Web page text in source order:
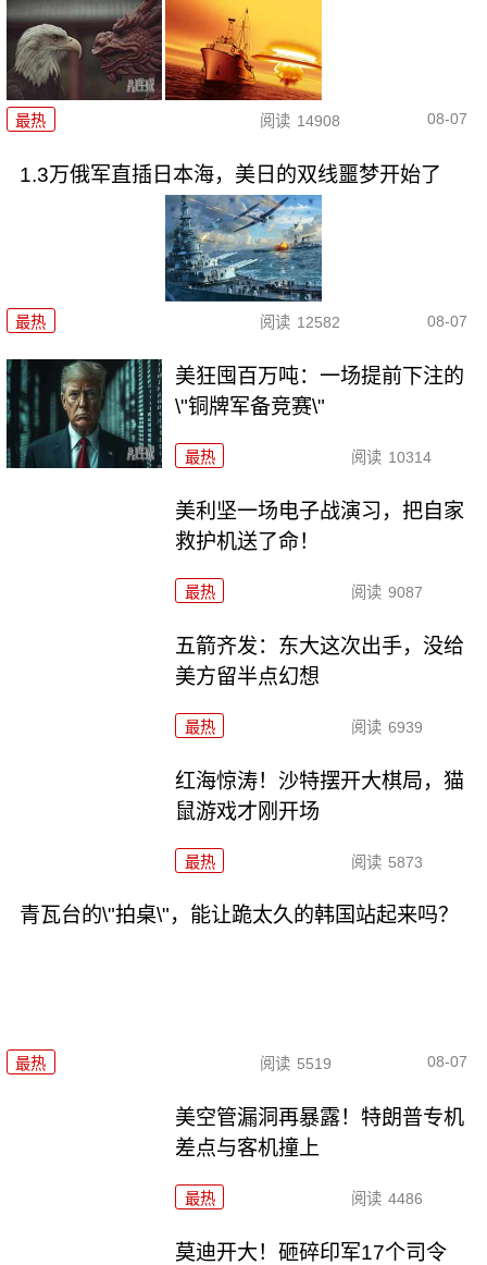
最热 阅读 14908 08-07
1.3万俄军直插日本海，美日的双线噩梦开始了
最热 阅读 12582 08-07
美狂囤百万吨：一场提前下注的
\"铜牌军备竞赛\"
最热 阅读 10314
美利坚一场电子战演习，把自家
救护机送了命！
最热 阅读 9087
五箭齐发：东大这次出手，没给
美方留半点幻想
最热 阅读 6939
红海惊涛！沙特摆开大棋局，猫
鼠游戏才刚开场
最热 阅读 5873
青瓦台的\"拍桌\"，能让跪太久的韩国站起来吗？
最热 阅读 5519 08-07
美空管漏洞再暴露！特朗普专机
差点与客机撞上
最热 阅读 4486
莫迪开大！砸碎印军17个司令